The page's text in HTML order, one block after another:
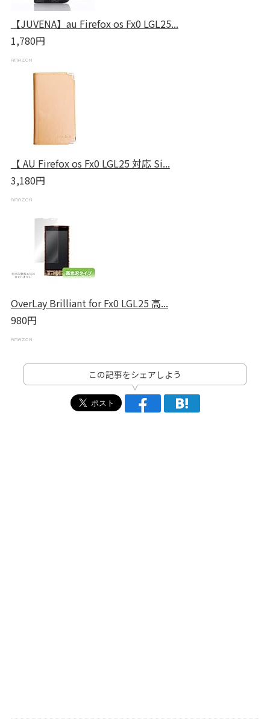
【JUVENA】au Firefox os Fx0 LGL25...
1,780円
【 AU Firefox os Fx0 LGL25 対応 Si...
3,180円
OverLay Brilliant for Fx0 LGL25 高...
980円
この記事をシェアしよう